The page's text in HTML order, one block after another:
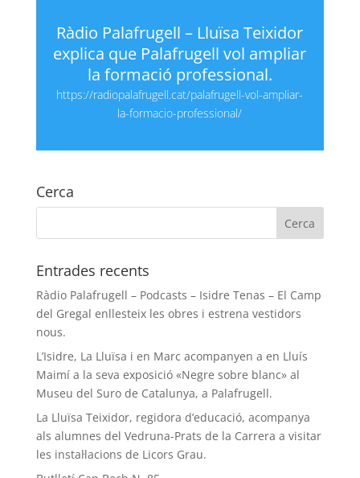
Ràdio Palafrugell – Lluïsa Teixidor
explica que Palafrugell vol ampliar
la formació professional.
https://radiopalafrugell.cat/palafrugell-vol-ampliar-
la-formacio-professional/
Cerca
Entrades recents
Ràdio Palafrugell – Podcasts – Isidre Tenas – El Camp
del Gregal enllesteix les obres i estrena vestidors
nous.
L’Isidre, La Lluïsa i en Marc acompanyen a en Lluís
Maimí a la seva exposició «Negre sobre blanc» al
Museu del Suro de Catalunya, a Palafrugell.
La Lluïsa Teixidor, regidora d’educació, acompanya
als alumnes del Vedruna-Prats de la Carrera a visitar
les instal·lacions de Licors Grau.